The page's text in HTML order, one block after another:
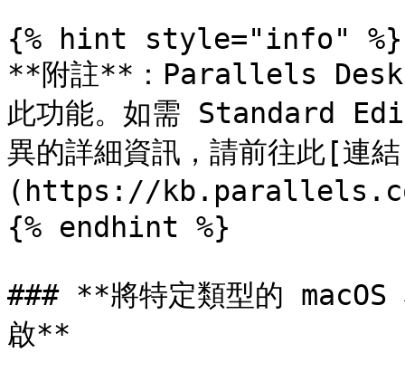
{% hint style="info" %}
**附註**：Parallels
此功能。如需 Standard
異的詳細資訊，請前往此[連
(https://
{% endhint %}
### **將特定類型的 macOS
啟**